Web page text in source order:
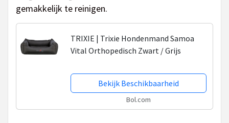
gemakkelijk te reinigen.
TRIXIE | Trixie Hondenmand Samoa
Vital Orthopedisch Zwart / Grijs
Bekijk Beschikbaarheid
Bol.com